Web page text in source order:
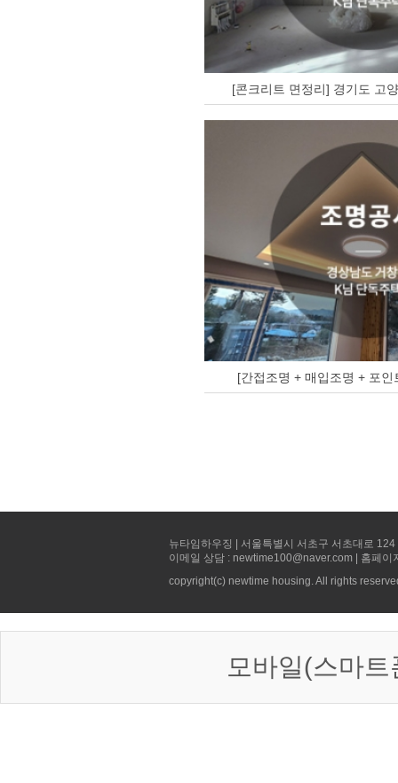
[콘크리트 면정리] 경기도 고
[간접조명 + 매입조명 + 포
뉴타임하우징 | 서울특별시 서초구 서초대로
이메일 상담 : newtime100@naver.com | 홈페
copyright(c) newtime housing. All rights
모바일(스마